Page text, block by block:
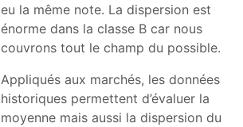
eu la même note. La dispersion est
énorme dans la classe B car nous
couvrons tout le champ du possible.
Appliqués aux marchés, les données
historiques permettent d’évaluer la
moyenne mais aussi la dispersion du